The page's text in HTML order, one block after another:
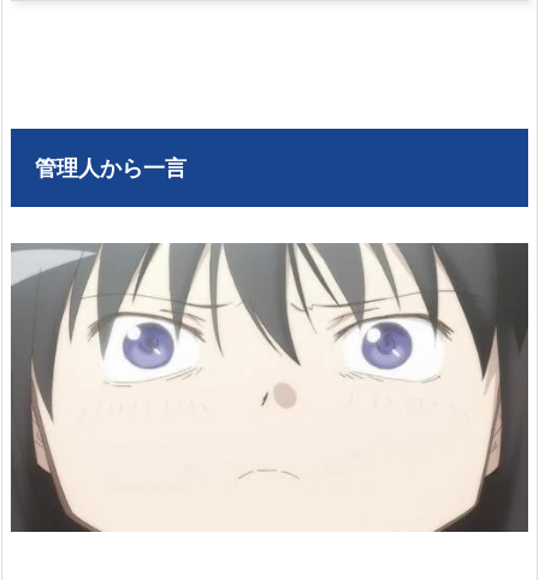
管理人から一言